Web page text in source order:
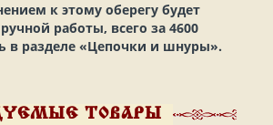
к этому оберегу будет
работы, всего за 4600
в разделе «Цепочки и шнуры».
ТОВАРЫ